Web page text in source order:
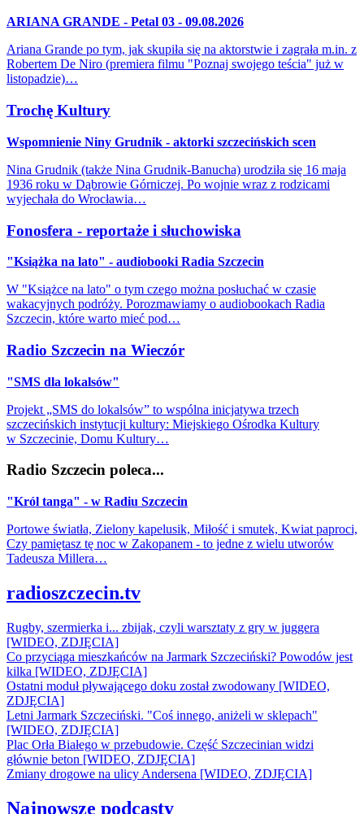
ARIANA GRANDE - Petal 03 - 09.08.2026
Ariana Grande po tym, jak skupiła się na aktorstwie i zagrała m.in. z
Robertem De Niro (premiera filmu "Poznaj swojego teścia" już w
listopadzie)…
Trochę Kultury
Wspomnienie Niny Grudnik - aktorki szczecińskich scen
Nina Grudnik (także Nina Grudnik-Banucha) urodziła się 16 maja
1936 roku w Dąbrowie Górniczej. Po wojnie wraz z rodzicami
wyjechała do Wrocławia…
Fonosfera - reportaże i słuchowiska
"Książka na lato" - audiobooki Radia Szczecin
W "Książce na lato" o tym czego można posłuchać w czasie
wakacyjnych podróży. Porozmawiamy o audiobookach Radia
Szczecin, które warto mieć pod…
Radio Szczecin na Wieczór
"SMS dla lokalsów"
Projekt „SMS do lokalsów” to wspólna inicjatywa trzech
szczecińskich instytucji kultury: Miejskiego Ośrodka Kultury
w Szczecinie, Domu Kultury…
Radio Szczecin poleca...
"Król tanga" - w Radiu Szczecin
Portowe światła, Zielony kapelusik, Miłość i smutek, Kwiat paproci,
Czy pamiętasz tę noc w Zakopanem - to jedne z wielu utworów
Tadeusza Millera…
radioszczecin.tv
Rugby, szermierka i... zbijak, czyli warsztaty z gry w juggera
[WIDEO, ZDJĘCIA]
Co przyciąga mieszkańców na Jarmark Szczeciński? Powodów jest
kilka [WIDEO, ZDJĘCIA]
Ostatni moduł pływającego doku został zwodowany [WIDEO,
ZDJĘCIA]
Letni Jarmark Szczeciński. "Coś innego, aniżeli w sklepach"
[WIDEO, ZDJĘCIA]
Plac Orła Białego w przebudowie. Część Szczecinian widzi
głównie beton [WIDEO, ZDJĘCIA]
Zmiany drogowe na ulicy Andersena [WIDEO, ZDJĘCIA]
Najnowsze podcasty